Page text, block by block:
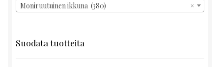
×
Moniruutuinen ikkuna (380)
Suodata tuotteita